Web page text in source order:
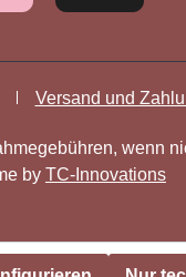
Versand und
wenn
by TC-Innovations